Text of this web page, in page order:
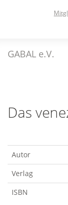
GABAL e.V.
Das
Autor
Verlag
ISBN